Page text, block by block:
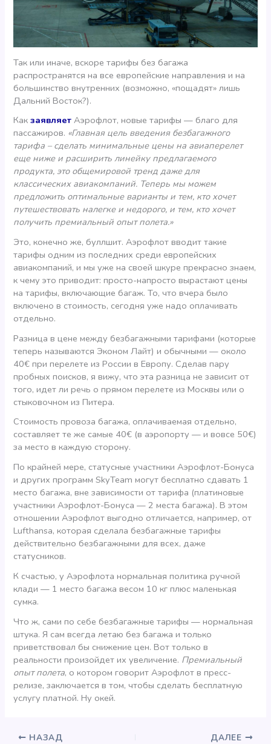
Так или иначе, вскоре тарифы без багажа
распространятся на все европейские направления и на
большинство внутренних (возможно, «пощадят» лишь
Дальний Восток?).
Какзаявляет Аэрофлот, новые тарифы — благо для
пассажиров. «Главная цель введения безбагажного
тарифа – сделать минимальные цены на авиаперелет
еще ниже и расширить линейку предлагаемого
продукта, это общемировой тренд даже для
классических авиакомпаний. Теперь мы можем
предложить оптимальные варианты и тем, кто хочет
путешествовать налегке и недорого, и тем, кто хочет
получить премиальный опыт полета.»
Это, конечно же, буллшит. Аэрофлот вводит такие
тарифы одним из последних среди европейских
авиакомпаний, и мы уже на своей шкуре прекрасно знаем,
к чему это приводит: просто-напросто вырастают цены
на тарифы, включающие багаж. То, что вчера было
включено в стоимость, сегодня уже надо оплачивать
отдельно.
Разница в цене между безбагажными тарифами (которые
теперь называются Эконом Лайт) и обычными — около
40€ при перелете из России в Европу. Сделав пару
пробных поисков, я вижу, что эта разница не зависит от
того, идет ли речь о прямом перелете из Москвы или о
стыковочном из Питера.
Стоимость провоза багажа, оплачиваемая отдельно,
составляет те же самые 40€ (в аэропорту — и вовсе 50€)
за место в каждую сторону.
По крайней мере, статусные участники Аэрофлот-Бонуса
и других программ SkyTeam могут бесплатно сдавать 1
место багажа, вне зависимости от тарифа (платиновые
участники Аэрофлот-Бонуса — 2 места багажа). В этом
отношении Аэрофлот выгодно отличается, например, от
Lufthansa, которая сделала безбагажные тарифы
действительно безбагажными для всех, даже
статусников.
К счастью, у Аэрофлота нормальная политика ручной
клади — 1 место багажа весом 10 кг плюс маленькая
сумка.
Что ж, сами по себе безбагажные тарифы — нормальная
штука. Я сам всегда летаю без багажа и только
приветствовал бы снижение цен. Вот только в
реальности произойдет их увеличение. Премиальный
опыт полета, о котором говорит Аэрофлот в пресс-
релизе, заключается в том, чтобы сделать бесплатную
услугу платной. Ну окей.
НАЗАД ДАЛЕЕ